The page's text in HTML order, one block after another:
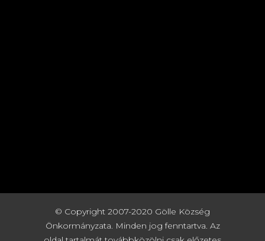
© Copyright 2007-2020 Gölle Község
Önkormányzata. Minden jog fenntartva. Az